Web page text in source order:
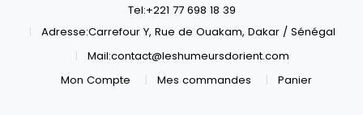
Tel:+221 77 698 18 39
Adresse:Carrefour Y, Rue de Ouakam, Dakar / Sénégal
Mail:contact@leshumeursdorient.com
Mon Compte
Mes commandes Panier